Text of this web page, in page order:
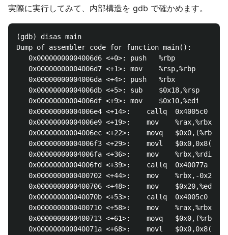
実際に実行してみて、内部構造を gdb で確かめます。
(gdb) disas main
Dump of assembler code for function main():
   0x00000000004006d6 <+0>: push   %rbp
   0x00000000004006d7 <+1>: mov    %rsp,%rbp
   0x00000000004006da <+4>: push   %rbx
   0x00000000004006db <+5>: sub    $0x18,%rsp
   0x00000000004006df <+9>: mov    $0x10,%edi
0x00000000004006e4 <+14>:    callq  0x4005c0
   0x00000000004006e9 <+19>:    mov    %rax,%rbx
   0x00000000004006ec <+22>:    movq   $0x0,(%rbx)
0x00000000004006f3 <+29>:    movl
   0x00000000004006fa <+36>:    mov    %rbx,%rdi
0x00000000004006fd <+39>:    callq  0x40077a
0x0000000000400702 <+44>:    mov    %rbx,-
   0x0000000000400706 <+48>:    mov    $0x20,%edi
0x000000000040070b <+53>:    callq  0x4005c0
   0x0000000000400710 <+58>:    mov    %rax,%rbx
   0x0000000000400713 <+61>:    movq   $0x0,(%rbx)
0x000000000040071a <+68>:    movl